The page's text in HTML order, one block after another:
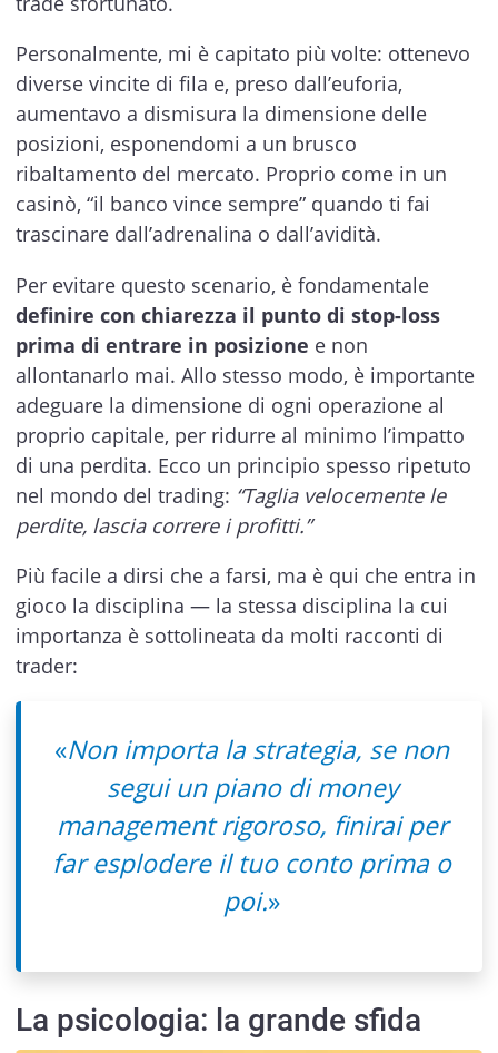
Personalmente, mi è capitato più volte: ottenevo
diverse vincite di fila e, preso dall’euforia,
aumentavo a dismisura la dimensione delle
posizioni, esponendomi a un brusco
ribaltamento del mercato. Proprio come in un
casinò, “il banco vince sempre” quando ti fai
trascinare dall’adrenalina o dall’avidità.
Per evitare questo scenario, è fondamentale
definire con chiarezza il punto di stop-loss
prima di entrare in posizione e non
allontanarlo mai. Allo stesso modo, è importante
adeguare la dimensione di ogni operazione al
proprio capitale, per ridurre al minimo l’impatto
di una perdita. Ecco un principio spesso ripetuto
nel mondo del trading: “Taglia velocemente le
perdite, lascia correre i profitti.”
Più facile a dirsi che a farsi, ma è qui che entra in
gioco la disciplina — la stessa disciplina la cui
importanza è sottolineata da molti racconti di
trader:
«Non importa la strategia, se non
segui un piano di money
management rigoroso, finirai per
far esplodere il tuo conto prima o
poi.»
La psicologia: la grande sfida